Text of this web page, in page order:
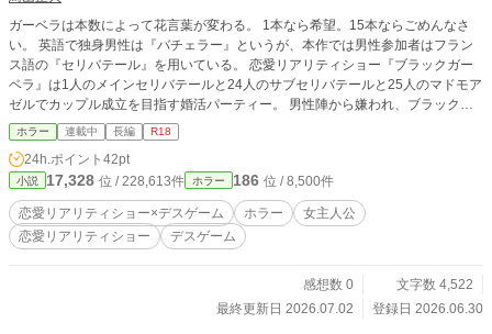
ガーベラは本数によって花言葉が変わる。 1本なら希望。15本ならごめんなさ
い。 英語で独身男性は『バチェラー』というが、本作では男性参加者はフラン
ス語の『セリバテール』を用いている。 恋愛リアリティショー『ブラックガー
ベラ』は1人のメインセリバテールと24人のサブセリバテールと25人のマドモア
ゼルでカップル成立を目指す婚活パーティー。 男性陣から嫌われ、ブラックガ
ーベラを15本集めてしまった女性はリアリティショーから脱落する。 脱落した
女性には過酷な運命が待ち受けていた。 ──── 本作はグロテクスな性的描写を
含む表現を使用していますので、苦手な方はご注意ください。
ホラー 連載中 長編 R18
24h.ポイント 42pt
小説 17,328 位 / 228,613件 ホラー 186 位 / 8,500件
恋愛リアリティショー×デスゲーム ホラー
女主人公
恋愛リアリティショー
デスゲーム
感想数 0
文字数 4,522
最終更新日 2026.07.02
登録日 2026.06.30